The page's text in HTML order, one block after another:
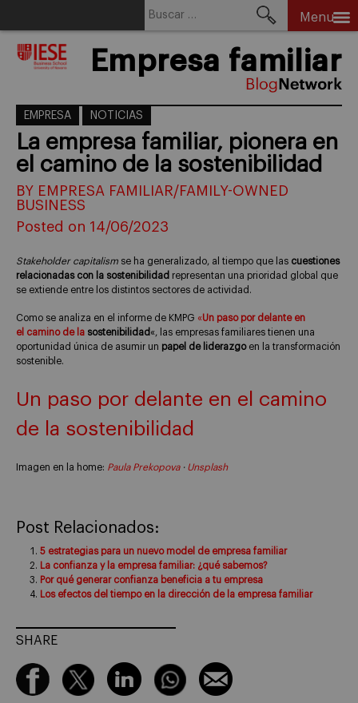
Menu
Empresa familiar
EMPRESA NOTICIAS
La empresa familiar, pionera en
el camino de la sostenibilidad
BY EMPRESA FAMILIAR/FAMILY-OWNED
BUSINESS
Posted on 14/06/2023
Stakeholder capitalism se ha generalizado, al tiempo que las cuestiones
relacionadas con la sostenibilidad representan una prioridad global que
se extiende entre los distintos sectores de actividad.
Como se analiza en el informe de KMPG «Un paso por delante en
el camino de la sostenibilidad «, las empresas familiares tienen una
oportunidad única de asumir un papel de liderazgoen la transformación
sostenible.
Un paso por delante en el camino
de la sostenibilidad
Imagen en la home: Paula Prekopova· Unsplash
Post Relacionados:
5 estrategias para un nuevo model de empresa familiar
La confianza y la empresa familiar: ¿qué sabemos?
Por qué generar confianza beneficia a tu empresa
Los efectos del tiempo en la dirección de la empresa familiar
SHARE